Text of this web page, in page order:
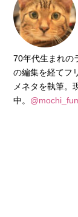
70年代生まれの
の編集を経てフ
メネタを執筆。
中。